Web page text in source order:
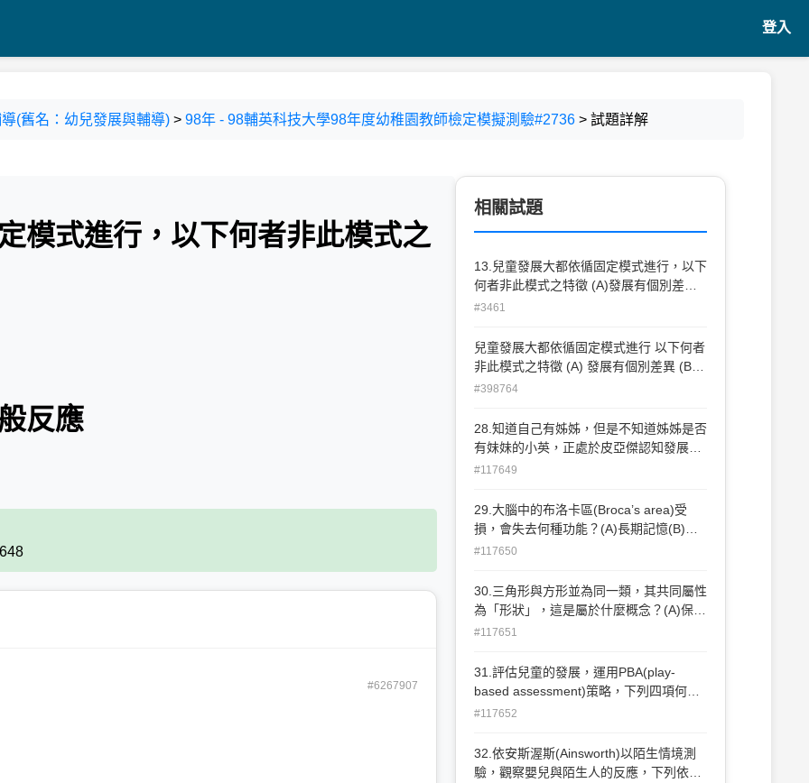
登入
(舊名：幼兒發展與輔導) > 98年 - 98輔英科技大學98年度幼稚園教師檢定模擬測驗#2736 > 試題詳解
模式進行，以下何者非此模式之
反應
#6267907
相關試題
13.兒童發展大都依循固定模式進行，以下
何者非此模式之特徵 (A)發展有個別差異
(B)發展是連續的(C)發展從特殊反應到一
#3461
兒童發展大都依循固定模式進行 以下何者
非此模式之特徵 (A) 發展有個別差異 (B)
發展是連續的 (C) 發展從特殊反應到一般
#398764
28.知道自己有姊姊，但是不知道姊姊是否
有妹妹的小英，正處於皮亞傑認知發展的
那個階段？(A)感覺動作期(B)前操作期(C)
#117649
29.大腦中的布洛卡區(Broca’s area)受
損，會失去何種功能？(A)長期記憶(B)語
言(C)平衡(D)視覺
#117650
30.三角形與方形並為同一類，其共同屬性
為「形狀」，這是屬於什麼概念？(A)保留
概念 (B)面積概念(C)空間概念(D)分類概
#117651
31.評估兒童的發展，運用PBA(play-
based assessment)策略，下列四項何者
為不正確？ (A)以觀察遊戲為基礎的評估
對兒童的瞭解 與認識(D)評估範圍為生
理、語言、認知、情緒四方面。
#117652
32.依安斯渥斯(Ainsworth)以陌生情境測
驗，觀察嬰兒與陌生人的反應，下列依附